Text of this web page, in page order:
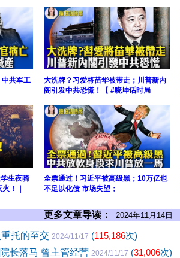
共军工
大洗牌？习爱将苗华被带走；川普新内
阁引发中共恐慌！【 #晓坤话时局
生夜骑
！｜
全票通过！习近平被高级黑；10万亿也
不足以化债 市场失望；
更多文章导读： 2024年11月14日
托的至交 2024/11/17 (115,186次)
长落马 曾主管经营 2024/11/17 (31,006次)